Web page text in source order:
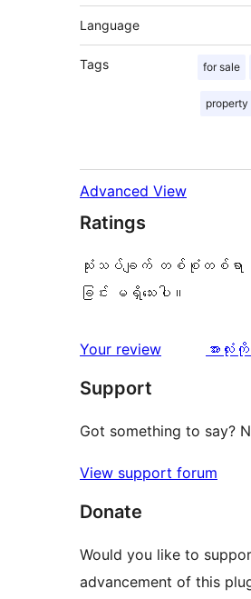
Language
Tags for sale
property
Advanced View
Ratings
သုံးသပ်ချက် တစ်စုံတစ်ရာ
ခြင်း မရှိသေးပါ။
Your review
သုံးသပ်
အားလုံ
Support
Got something to say?
View support forum
Donate
Would you like to
advancement of this